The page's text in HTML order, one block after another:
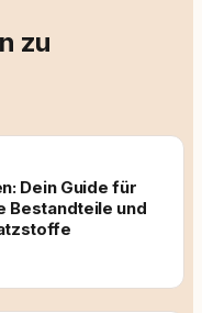
zu
Dein Guide für
Bestandteile und